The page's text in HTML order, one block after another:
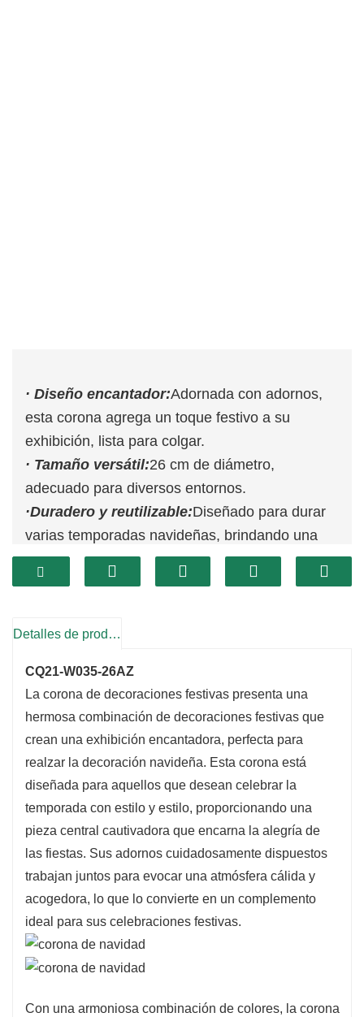
· Diseño encantador:Adornada con adornos,
esta corona agrega un toque festivo a su
exhibición, lista para colgar.
· Tamaño versátil:26 cm de diámetro,
adecuado para diversos entornos.
·Duradero y reutilizable:Diseñado para durar
varias temporadas navideñas, brindando una
opción ecológica.
Detalles de producto
CQ21-W035-26AZ
La corona de decoraciones festivas presenta una
hermosa combinación de decoraciones festivas que
crean una exhibición encantadora, perfecta para
realzar la decoración navideña. Esta corona está
diseñada para aquellos que desean celebrar la
temporada con estilo y estilo, proporcionando una
pieza central cautivadora que encarna la alegría de
las fiestas. Sus adornos cuidadosamente dispuestos
trabajan juntos para evocar una atmósfera cálida y
acogedora, lo que lo convierte en un complemento
ideal para sus celebraciones festivas.
Con una armoniosa combinación de colores, la corona